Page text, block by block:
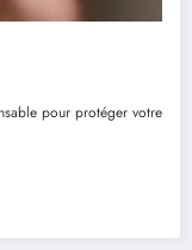
pour protéger votre